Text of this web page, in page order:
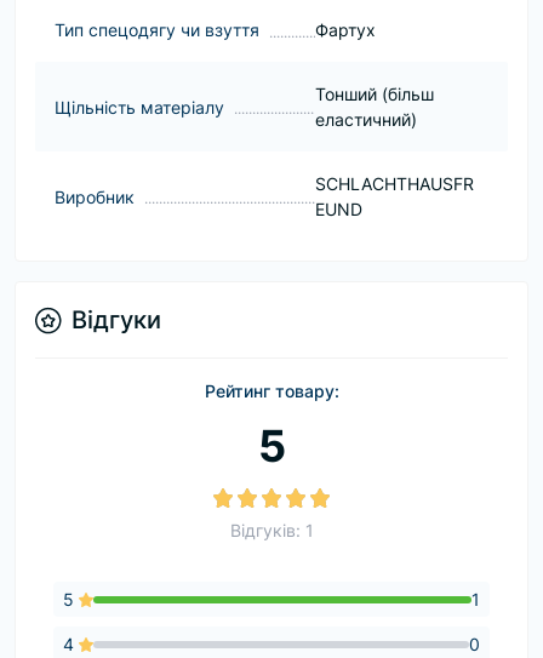
Тип спецодягу чи взуття Фартух
Щільність матеріалу
Тонший (більш
еластичний)
Виробник
SCHLACHTHAUSFR
EUND
Відгуки
Рейтинг товару:
5
Відгуків: 1
5 1
4 0